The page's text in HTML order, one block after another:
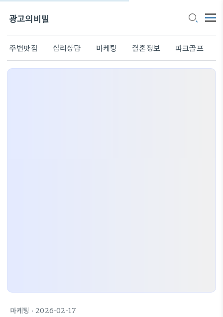
광고의비밀
주변맛집 심리상담 마케팅 결혼정보 파크골프
마케팅 · 2026-02-17